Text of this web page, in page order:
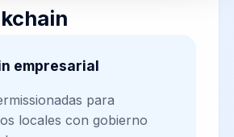
empresarial
para
locales con gobierno